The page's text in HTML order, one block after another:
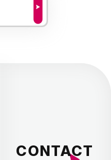
CONTACT